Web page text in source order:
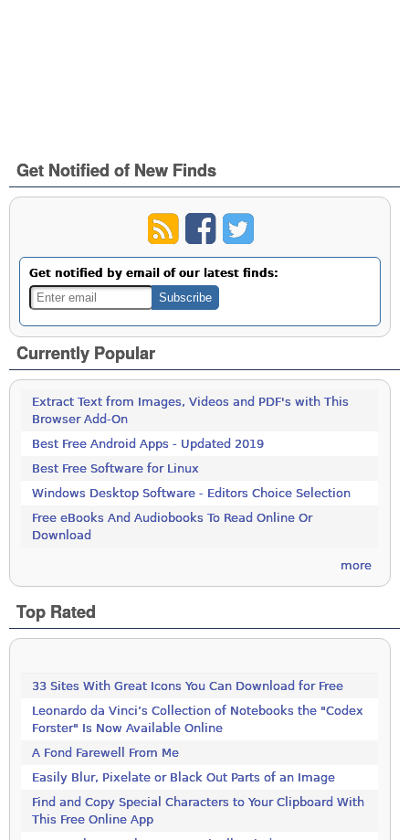
Get Notified of New Finds
Get notified by email of our latest finds:
Currently Popular
Extract Text from Images, Videos and PDF's with This
Browser Add-On
Best Free Android Apps - Updated 2019
Best Free Software for Linux
Windows Desktop Software - Editors Choice Selection
Free eBooks And Audiobooks To Read Online Or
Download
more
Top Rated
33 Sites With Great Icons You Can Download for Free
Leonardo da Vinci’s Collection of Notebooks the "Codex
Forster" Is Now Available Online
A Fond Farewell From Me
Easily Blur, Pixelate or Black Out Parts of an Image
Find and Copy Special Characters to Your Clipboard With
This Free Online App